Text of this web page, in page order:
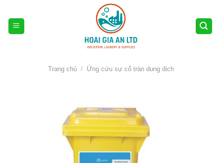
content
Trang chủ / Ứng cứu sự cố tràn dung dịch